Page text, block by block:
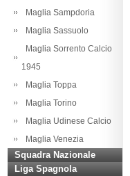
Maglia Sampdoria
Maglia Sassuolo
Maglia Sorrento Calcio
1945
Maglia Toppa
Maglia Torino
Maglia Udinese Calcio
Maglia Venezia
Squadra Nazionale
Liga Spagnola